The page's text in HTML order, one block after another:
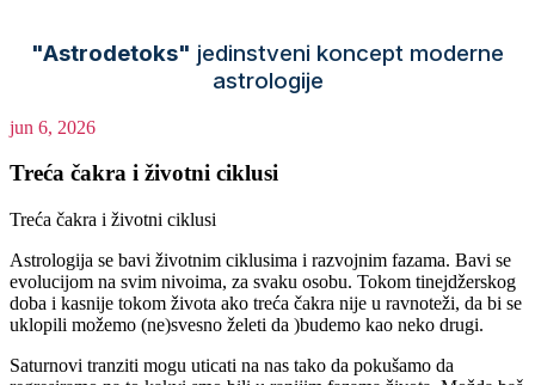
"Astrodetoks" jedinstveni koncept moderne
astrologije
jun 6, 2026
Treća čakra i životni ciklusi
Treća čakra i životni ciklusi
Astrologija se bavi životnim ciklusima i razvojnim fazama. Bavi se
evolucijom na svim nivoima, za svaku osobu. Tokom tinejdžerskog
doba i kasnije tokom života ako treća čakra nije u ravnoteži, da bi se
uklopili možemo (ne)svesno želeti da )budemo kao neko drugi.
Saturnovi tranziti mogu uticati na nas tako da pokušamo da